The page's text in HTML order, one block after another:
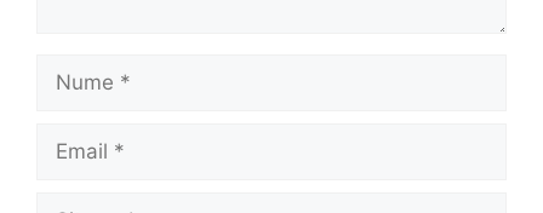
Nume
Email
Site